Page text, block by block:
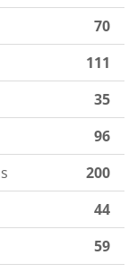
70
111
35
96
200
44
59